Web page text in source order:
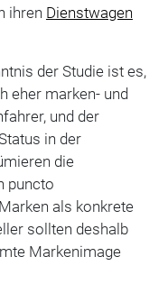
ihren Dienstwagen
der Studie ist es,
eher marken- und
und der
in der
die
puncto
als konkrete
sollten deshalb
Markenimage